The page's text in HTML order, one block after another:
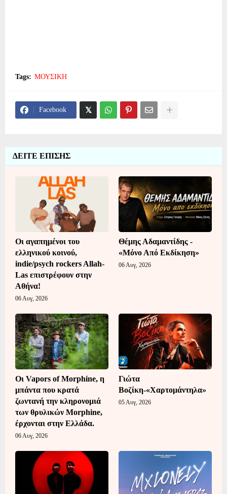
Tags: ΜΟΥΣΙΚΗ
Facebook
ΔΕΙΤΕ ΕΠΙΣΗΣ
Οι αγαπημένοι του
ελληνικού κοινού,
indie/psych rockers Allah-
Las επιστρέφουν στην
Αθήνα!
06 Αυγ, 2026
Θέμης Αδαμαντίδης -
«Μόνο Από Εκδίκηση»
06 Αυγ, 2026
Οι Vapors of Morphine, η
μπάντα που κρατά
ζωντανή την κληρονομιά
των θρυλικών Morphine,
έρχονται στην Ελλάδα.
06 Αυγ, 2026
Γιώτα
Βοζίκη-«Χαρτομάντηλα»
05 Αυγ, 2026